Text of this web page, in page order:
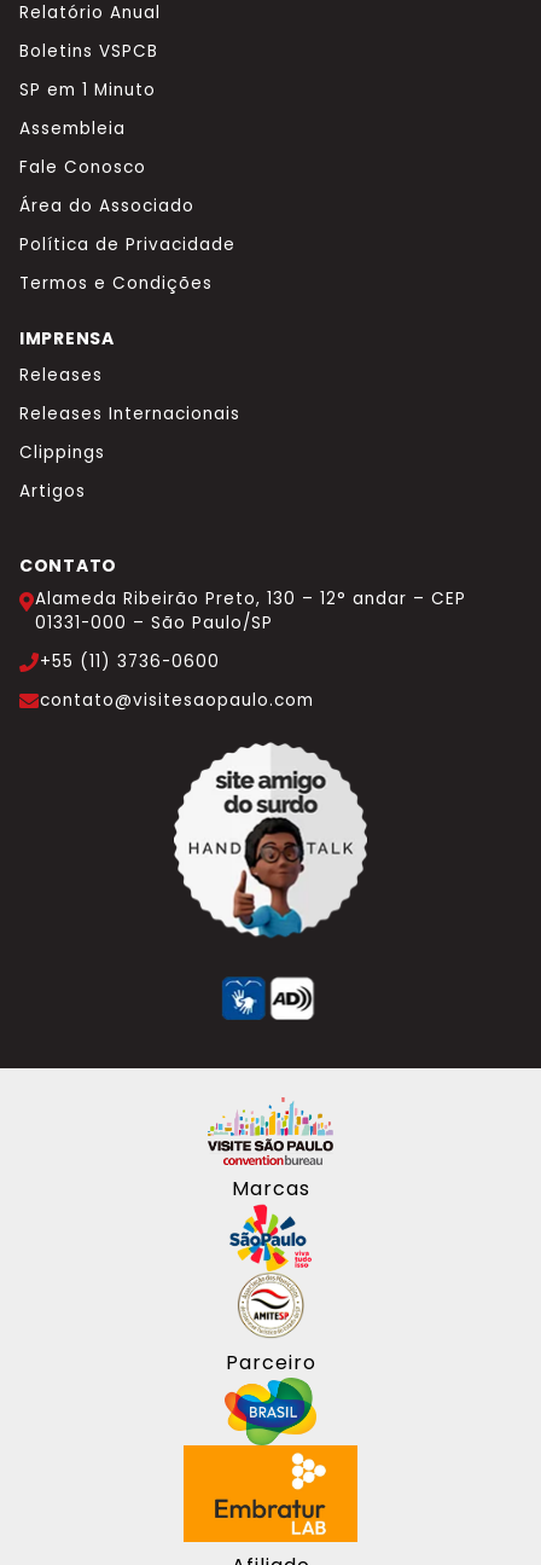
Relatório Anual
Boletins VSPCB
SP em 1 Minuto
Assembleia
Fale Conosco
Área do Associado
Política de Privacidade
Termos e Condições
IMPRENSA
Releases
Releases Internacionais
Clippings
Artigos
CONTATO
Alameda Ribeirão Preto, 130 – 12° andar – CEP
01331-000 – São Paulo/SP
+55 (11) 3736-0600
contato@visitesaopaulo.com
Marcas
Parceiro